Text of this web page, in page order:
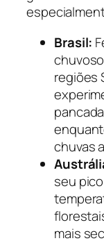
Brasil:
regiões
chuvas
seu
mais